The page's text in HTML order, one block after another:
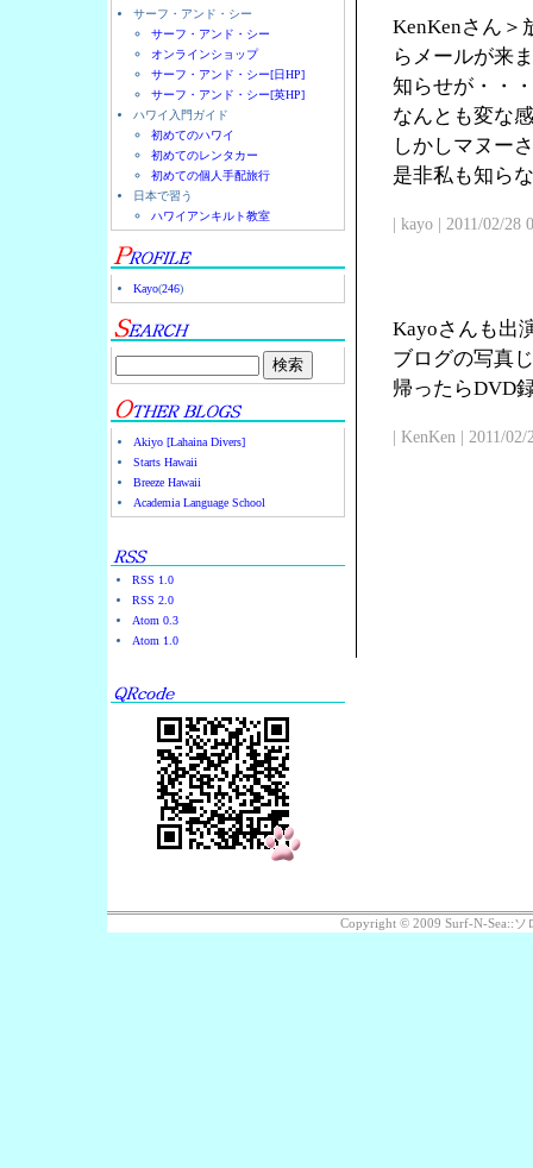
サーフ・アンド・シー
サーフ・アンド・シー
オンラインショップ
サーフ・アンド・シー[日HP]
サーフ・アンド・シー[英HP]
ハワイ入門ガイド
初めてのハワイ
初めてのレンタカー
初めての個人手配旅行
日本で習う
ハワイアンキルト教室
Kayo(246)
Akiyo [Lahaina Divers]
Starts Hawaii
Breeze Hawaii
Academia Language School
RSS 1.0
RSS 2.0
Atom 0.3
Atom 1.0
KenKenさん＞
らメールが来
知らせが・・・
なんとも変な
しかしマヌー
是非私も知ら
| kayo | 2011/02/28
Kayoさんも出
ブログの写真
帰ったらDVD
| KenKen | 2011/
Copyright © 2009 Surf-N-Sea::